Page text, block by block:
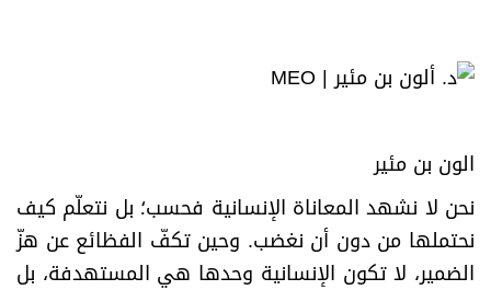
الون بن مئير
نحن لا نشهد المعاناة الإنسانية فحسب؛ بل نتعلّم كيف
نحتملها من دون أن نغضب. وحين تكفّ الفظائع عن هزّ
الضمير، لا تكون الإنسانية وحدها هي المستهدفة، بل